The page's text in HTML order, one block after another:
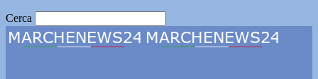
Cerca